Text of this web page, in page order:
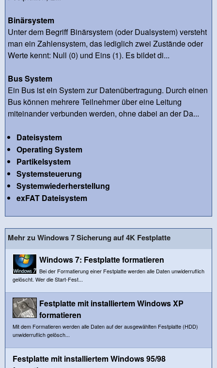
Binärsystem
Unter dem Begriff Binärsystem (oder Dualsystem) versteht
man ein Zahlensystem, das lediglich zwei Zustände oder
Werte kennt: Null (0) und Eins (1). Es bildet di...
Bus System
Ein Bus ist ein System zur Datenübertragung. Durch einen
Bus können mehrere Teilnehmer über eine Leitung
miteinander verbunden werden, ohne dabei an der Da...
Dateisystem
Operating System
Partikelsystem
Systemsteuerung
Systemwiederherstellung
exFAT Dateisystem
Mehr zu Windows 7 Sicherung auf 4K Festplatte
Windows 7: Festplatte formatieren
Bei der Formatierung einer Festplatte werden alle Daten unwiderruflich
gelöscht. Wer die Start-Fest...
Festplatte mit installiertem Windows XP
formatieren
Mit dem Formatieren werden alle Daten auf der ausgewählten Festplatte (HDD)
unwiderruflich gelösch...
Festplatte mit installiertem Windows 95/98